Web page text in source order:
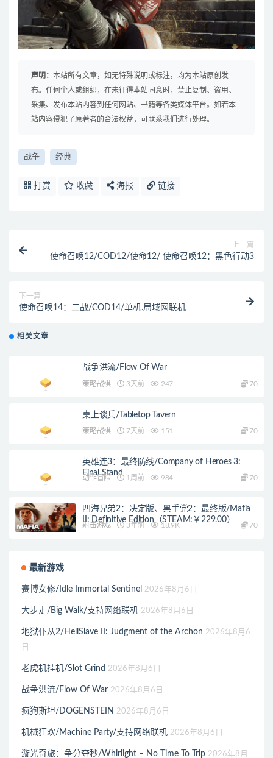
声明： 本站所有文章，如无特殊说明或标注，均为本站原创发
布。任何个人或组织，在未征得本站同意时，禁止复制、盗用、
采集、发布本站内容到任何网站、书籍等各类媒体平台。如若本
站内容侵犯了原著者的合法权益，可联系我们进行处理。
战争 经典
打赏 收藏 海报 链接
上一篇
使命召唤12/COD12/使命12/ 使命召唤12：黑色行动3
下一篇
使命召唤14：二战/COD14/单机.局域网联机
相关文章
战争洪流/Flow Of War
策略战棋 3天前 247 70
桌上谈兵/Tabletop Tavern
策略战棋 7天前 151 70
英雄连3：最终防线/Company of Heroes 3:
Final Stand
动作冒险 1周前 984 70
四海兄弟2：决定版、黑手党2：最终版/Mafia
II: Definitive Edition（STEAM:￥229.00）
射击游戏 3年前 18.9K 70
最新游戏
赛博女修/Idle Immortal Sentinel 2026年8月6日
大步走/Big Walk/支持网络联机 2026年8月6日
地狱仆从2/HellSlave II: Judgment of the Archon 2026年8月6
日
老虎机挂机/Slot Grind 2026年8月6日
战争洪流/Flow Of War 2026年8月6日
疯狗斯坦/DOGENSTEIN 2026年8月6日
机械狂欢/Machine Party/支持网络联机 2026年8月6日
漩光奇旅：争分夺秒/Whirlight – No Time To Trip 2026年8月